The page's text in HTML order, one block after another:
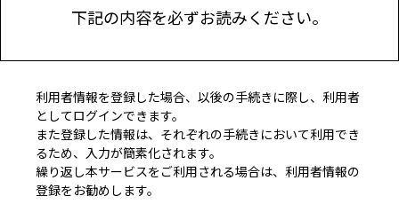
下記の内容を必ずお読みください。
利用者情報を登録した場合、以後の手続きに際し、利用者
としてログインできます。
また登録した情報は、それぞれの手続きにおいて利用でき
るため、入力が簡素化されます。
繰り返し本サービスをご利用される場合は、利用者情報の
登録をお勧めします。